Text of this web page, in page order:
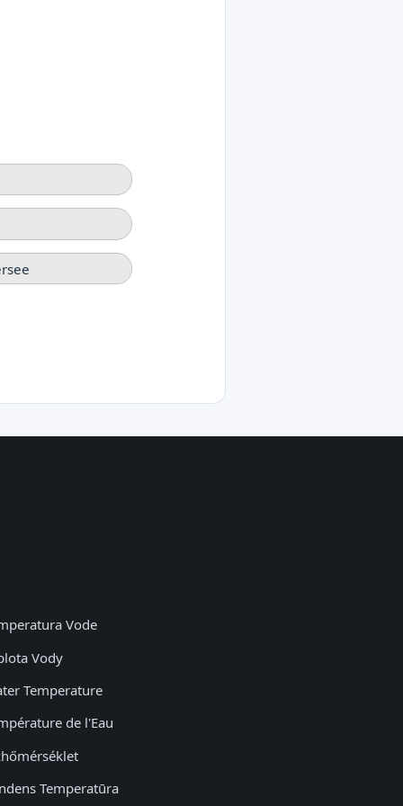
Vode
Vody
Temperature
de l'Eau
Temperatūra